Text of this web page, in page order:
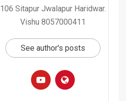
106 Sitapur Jwalapur Haridwar.
Vishu 8057000411
See author's posts